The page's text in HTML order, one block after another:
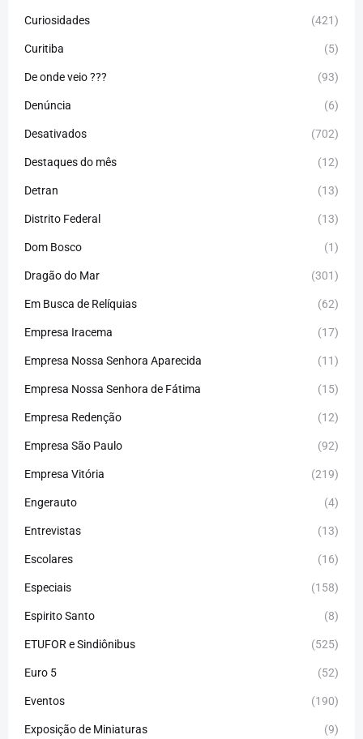
Curiosidades (421)
Curitiba (5)
De onde veio ??? (93)
Denúncia (6)
Desativados (702)
Destaques do mês (12)
Detran (13)
Distrito Federal (13)
Dom Bosco (1)
Dragão do Mar (301)
Em Busca de Relíquias (62)
Empresa Iracema (17)
Empresa Nossa Senhora Aparecida (11)
Empresa Nossa Senhora de Fátima (15)
Empresa Redenção (12)
Empresa São Paulo (92)
Empresa Vitória (219)
Engerauto (4)
Entrevistas (13)
Escolares (16)
Especiais (158)
Espirito Santo (8)
ETUFOR e Sindiônibus (525)
Euro 5 (52)
Eventos (190)
Exposição de Miniaturas (9)